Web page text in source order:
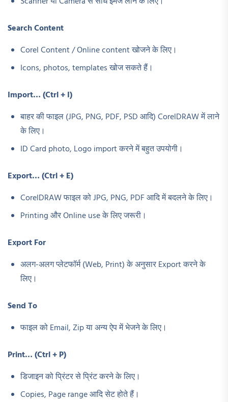
Search Content
Corel Content / Online content खोजने के लिए।
Icons, photos, templates खोज सकते हैं।
Import… (Ctrl + I)
बाहर की फाइल (JPG, PNG, PDF, PSD आदि) CorelDRAW में लाने
के लिए।
ID Card photo, Logo import करने में बहुत उपयोगी।
Export… (Ctrl + E)
CorelDRAW फाइल को JPG, PNG, PDF आदि में बदलने के लिए।
Printing और Online use के लिए जरूरी।
Export For
अलग-अलग प्लेटफॉर्म (Web, Print) के अनुसार Export करने के
लिए।
Send To
फाइल को Email, Zip या अन्य ऐप में भेजने के लिए।
Print… (Ctrl + P)
डिजाइन को प्रिंटर से प्रिंट करने के लिए।
Copies, Page range आदि सेट होते हैं।